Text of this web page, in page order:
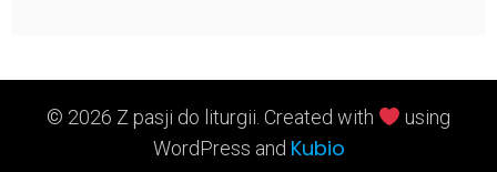
© 2026 Z pasji do liturgii. Created with
using
WordPress and Kubio